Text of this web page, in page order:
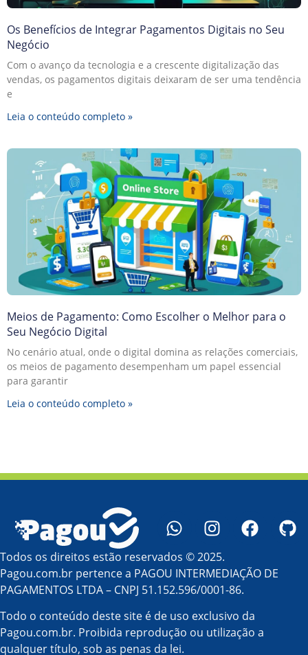
Os Benefícios de Integrar Pagamentos Digitais no Seu
Negócio
Com o avanço da tecnologia e a crescente digitalização das
vendas, os pagamentos digitais deixaram de ser uma tendência
e
Leia o conteúdo completo »
Meios de Pagamento: Como Escolher o Melhor para o
Seu Negócio Digital
No cenário atual, onde o digital domina as relações comerciais,
os meios de pagamento desempenham um papel essencial
para garantir
Leia o conteúdo completo »
Todos os direitos estão reservados © 2025.
Pagou.com.br pertence a PAGOU INTERMEDIAÇÃO DE
PAGAMENTOS LTDA – CNPJ 51.152.596/0001-86.
Todo o conteúdo deste site é de uso exclusivo da
Pagou.com.br. Proibida reprodução ou utilização a
qualquer título, sob as penas da lei.